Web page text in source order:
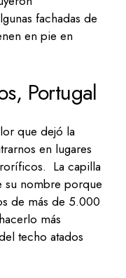
fachadas de
en pie en
Portugal
que dejó la
en lugares
La capilla
su nombre porque
de más de 5.000
más
techo atados